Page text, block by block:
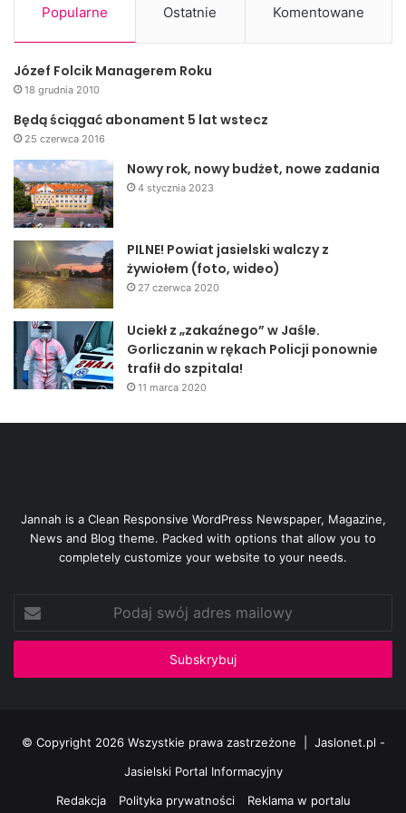
partnerem wydarzenia.
Muzeum Przemysłu Naftowego i Gazowniczego w Bóbrce.
Marszałka Województwa Podkarpackiego, Podkarpackiej
Rzeszowskiej im. Ignacego Łukasiewicza. Udział w
dyskusji zapowiedzieli członkowie Jasielskiego
Stowarzyszenia Trzeciego Wieku oraz przedstawiciele
wielu lokalnych i regionalnych instytucji.
Jasło konsekwentnie buduje wizerunek „Miasta Wiedzy”,
które czerpie z dziedzictwa Łukasiewicza. W miejscu
obiekt muzealno-turystyczny z multimedialną i
interaktywną prezentacją. Połączy ona historię osiągnięć
Łukasiewicza z promocją współczesnej nauki. –
kreowania twórczych postaw wśród młodego pokolenia,
dla którego wzorem może być wielki wynalazca związany z
Apteka Ignacy Łukasiewicz
konferencja PSW Jasło
Popularne Ostatnie Komentowane
Józef Folcik Managerem Roku
18 grudnia 2010
Będą ściągać abonament 5 lat wstecz
25 czerwca 2016
Nowy rok, nowy budżet, nowe zadania
4 stycznia 2023
PILNE! Powiat jasielski walczy z
żywiołem (foto, wideo)
27 czerwca 2020
Uciekł z „zakaźnego” w Jaśle.
Gorliczanin w rękach Policji ponownie
trafił do szpitala!
11 marca 2020
Jannah is a Clean Responsive WordPress Newspaper, Magazine,
News and Blog theme. Packed with options that allow you to
completely customize your website to your needs.
Podaj
swój
adres
© Copyright 2026 Wszystkie prawa zastrzeżone | Jaslonet.pl -
Jasielski Portal Informacyjny
Redakcja
Polityka prywatności Reklama w portalu